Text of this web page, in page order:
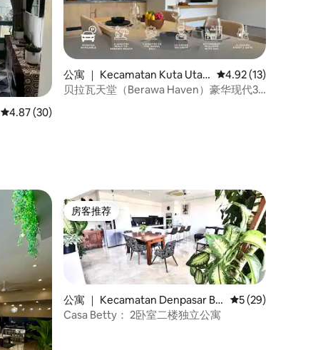
平均评分 4.87 分（满分 5 分），共 30 条评价
4.87 (30)
公寓 ｜ Kecamatan Kuta Utar
a
平均评分 4.92 分（满
4.92 (13)
贝拉瓦天堂（Berawa Haven）豪华现代3
房客推荐
房客推荐
公寓 ｜ Kecamatan Denpasar Ba
rat
平均评分 5 分（满
5 (29)
Casa Betty： 2卧室二楼独立公寓